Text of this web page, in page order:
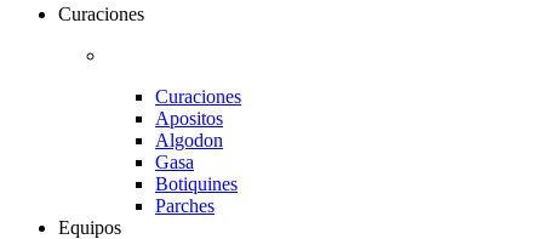
Curaciones
Curaciones
Apositos
Algodon
Gasa
Botiquines
Parches
Equipos